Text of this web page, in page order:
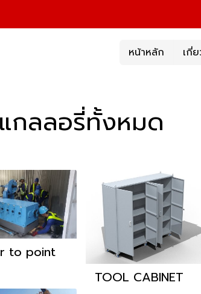
หน้าหลัก เกี่
แกลลอรี่ทั้งหมด
to point
TOOL CABINET